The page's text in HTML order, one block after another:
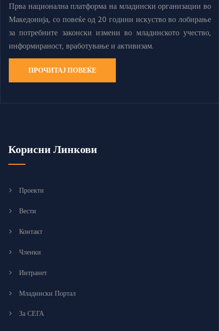
Прва национална платформа на младински организации во
Македонија, со повеќе од 20 години искуство во лобирање
за потребните законски измени во младинското учество,
информираност, вработување и активизам.
ПРОЧИТАЈ ПОВЕЌЕ
Корисни Линкови
Проекти
Вести
Контакт
Членки
Интранет
Младински Портал
За СЕГА